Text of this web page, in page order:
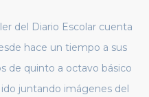
del Diario Escolar cuenta
hace un tiempo a sus
de quinto a octavo básico
juntando imágenes del